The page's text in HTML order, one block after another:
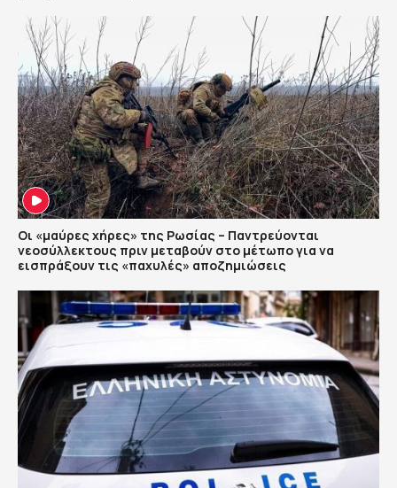
Οι «μαύρες χήρες» της Ρωσίας – Παντρεύονται
νεοσύλλεκτους πριν μεταβούν στο μέτωπο για να
εισπράξουν τις «παχυλές» αποζημιώσεις